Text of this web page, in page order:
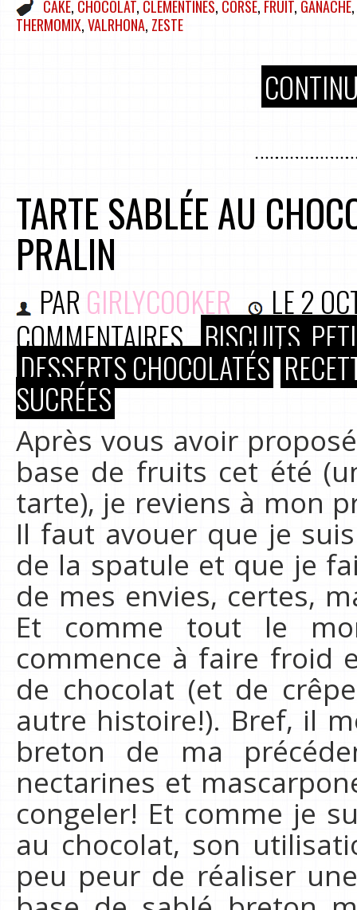
CAKE, CHOCOLAT, CLÉMENTINES, CORSE, FRUIT, GANACHE,
THERMOMIX,VALRHONA, ZESTE
TARTE SABLÉE AU
PRALIN
PAR GIRLYCOOKER LE2
COMMENTAIRES BISCUITS,
DESSERTS CHOCOLATÉS
SUCRÉES
Après vous avoir
base de fruits cet été
tarte), je reviens à mon
Il faut avouer que je
de la spatule et que je
de mes envies, certes,
Et comme tout le
commence à faire froid
de chocolat (et de
autre histoire!). Bref, il
breton de ma
nectarines et
congeler! Et comme je
au chocolat, son
peu peur de réaliser